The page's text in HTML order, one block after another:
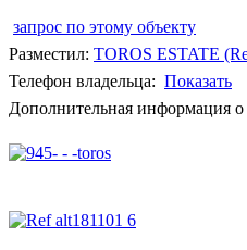
запрос по этому объекту
Разместил: TOROS ESTATE
Телефон владельца: Показать
Дополнительная информация о